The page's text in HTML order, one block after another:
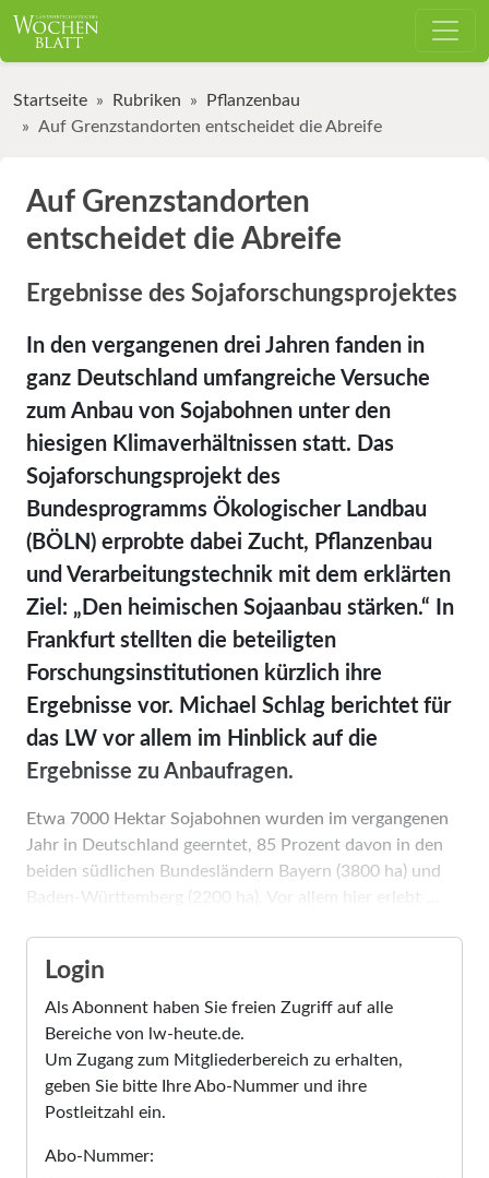
Startseite Rubriken
Pflanzenbau
Auf Grenzstandorten entscheidet die Abreife
Auf Grenzstandorten
entscheidet die Abreife
Ergebnisse des Sojaforschungsprojektes
In den vergangenen drei Jahren fanden in
ganz Deutschland umfangreiche Versuche
zum Anbau von Sojabohnen unter den
hiesigen Klimaverhältnissen statt. Das
Sojaforschungsprojekt des
Bundesprogramms Ökologischer Landbau
(BÖLN) erprobte dabei Zucht, Pflanzenbau
und Verarbeitungstechnik mit dem erklärten
Ziel: „Den heimischen Sojaanbau stärken.“ In
Frankfurt stellten die beteiligten
Forschungsinstitutionen kürzlich ihre
Ergebnisse vor. Michael Schlag berichtet für
das LW vor allem im Hinblick auf die
Ergebnisse zu Anbaufragen.
Etwa 7000 Hektar Sojabohnen wurden im vergangenen
Jahr in Deutschland geerntet, 85 Prozent davon in den
beiden südlichen Bundesländern Bayern (3800 ha) und
Baden-Württemberg (2200 ha). Vor allem hier erlebt ...
Login
Als Abonnent haben Sie freien Zugriff auf alle
Bereiche von lw-heute.de.
Um Zugang zum Mitgliederbereich zu erhalten,
geben Sie bitte Ihre Abo-Nummer und ihre
Postleitzahl ein.
Abo-Nummer: